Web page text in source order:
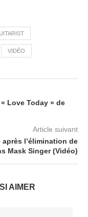
VIDÉO
Love Today » de
Article suivant
l’élimination de
Mask Singer (Vidéo)
AIMER